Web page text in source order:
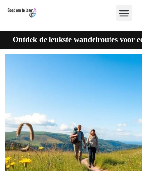
Ontdek de leukste wandelroutes voor